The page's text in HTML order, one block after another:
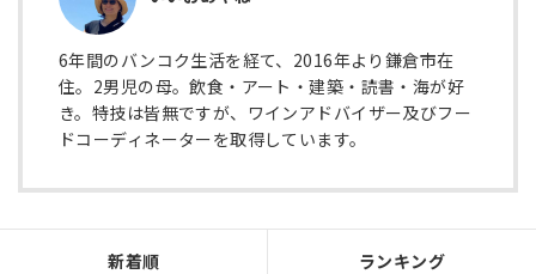
新着順 ランキング
6年間のバンコク生活を経て、2016年より鎌倉市在
住。2男児の母。飲食・アート・建築・読書・海が好
き。特技は皆無ですが、ワインアドバイザー及びフー
ドコーディネーターを取得しています。